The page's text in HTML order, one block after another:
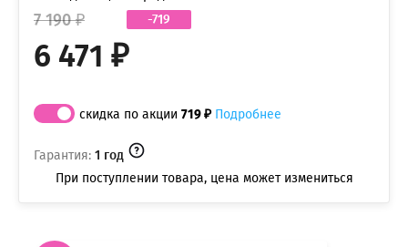
Гарантия: 1 год
-719
7 190 ₽
6 471 ₽
скидка по акции 719 ₽ Подробнее
При поступлении товара, цена может измениться